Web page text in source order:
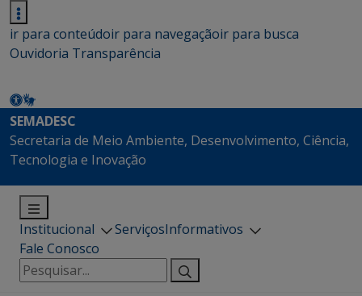
ir para conteúdoir para navegaçãoir para busca
Ouvidoria Transparência
SEMADESC
Secretaria de Meio Ambiente, Desenvolvimento, Ciência,
Tecnologia e Inovação
Institucional ServiçosInformativos
Fale Conosco
Pesquisar
por: